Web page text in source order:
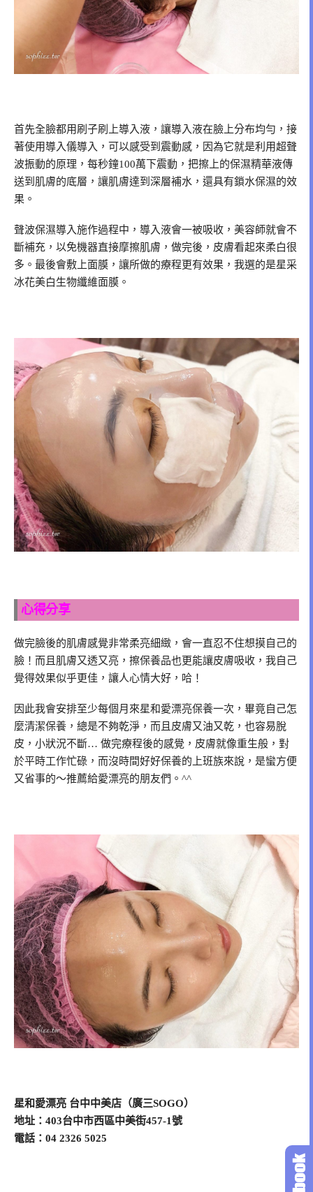
首先全臉都用刷子刷上導入液，讓導入液在臉上分布均勻，接
著使用導入儀導入，可以感受到震動感，因為它就是利用超聲
波振動的原理，每秒鐘100萬下震動，把擦上的保濕精華液傳
送到肌膚的底層，讓肌膚達到深層補水，還具有鎖水保濕的效
果。
聲波保濕導入施作過程中，導入液會一被吸收，美容師就會不
斷補充，以免機器直接摩擦肌膚，做完後，皮膚看起來柔白很
多。最後會敷上面膜，讓所做的療程更有效果，我選的是星采
冰花美白生物纖維面膜。
心得分享
做完臉後的肌膚感覺非常柔亮細緻，會一直忍不住想摸自己的
臉！而且肌膚又透又亮，擦保養品也更能讓皮膚吸收，我自己
覺得效果似乎更佳，讓人心情大好，哈！
因此我會安排至少每個月來星和愛漂亮保養一次，畢竟自己怎
麼清潔保養，總是不夠乾淨，而且皮膚又油又乾，也容易脫
皮，小狀況不斷… 做完療程後的感覺，皮膚就像重生般，對
於平時工作忙碌，而沒時間好好保養的上班族來說，是蠻方便
又省事的～推薦給愛漂亮的朋友們。^^
星和愛漂亮 台中中美店（廣三SOGO）
地址：403台中市西區中美街457-1號
電話：04 2326 5025